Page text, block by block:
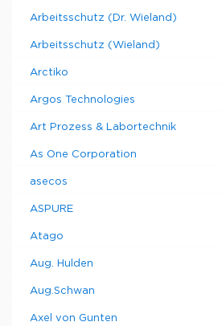
Arbeitsschutz (Dr. Wieland)
Arbeitsschutz (Wieland)
Arctiko
Argos Technologies
Art Prozess & Labortechnik
As One Corporation
asecos
ASPURE
Atago
Aug. Hulden
Aug.Schwan
Axel von Gunten